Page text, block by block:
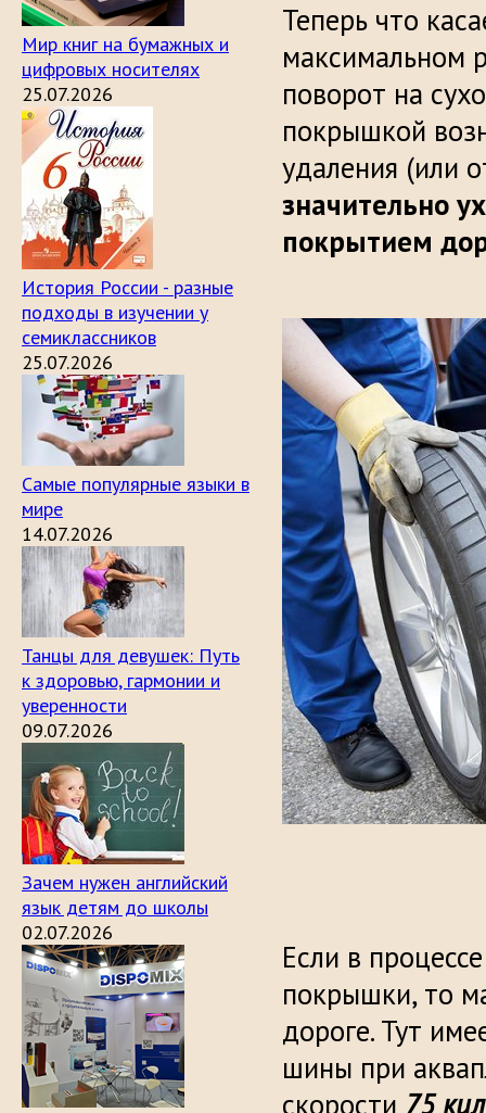
Мир книг на бумажных и
цифровых носителях
25.07.2026
История России - разные
подходы в изучении у
семиклассников
25.07.2026
Самые популярные языки в
мире
14.07.2026
Танцы для девушек: Путь
к здоровью, гармонии и
уверенности
09.07.2026
Зачем нужен английский
язык детям до школы
02.07.2026
Теперь что
максимальном
поворот на
покрышкой
удаления (или
значительно
покрытием
Если в
покрышки, то
дороге. Тут
шины при
скорости 75